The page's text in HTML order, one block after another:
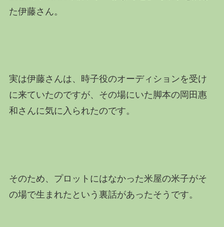
た伊藤さん。
実は伊藤さんは、 時子役のオーディションを受け
に来ていたのですが、その場にいた脚本の岡田惠
和さんに気に入られたのです。
そのため、プロットにはなかった米屋の米子がそ
の場で生まれたという裏話があったそうです。